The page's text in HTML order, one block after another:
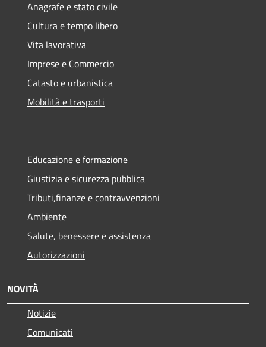
Anagrafe e stato civile
Cultura e tempo libero
Vita lavorativa
Imprese e Commercio
Catasto e urbanistica
Mobilità e trasporti
Educazione e formazione
Giustizia e sicurezza pubblica
Tributi,finanze e contravvenzioni
Ambiente
Salute, benessere e assistenza
Autorizzazioni
NOVITÀ
Notizie
Comunicati